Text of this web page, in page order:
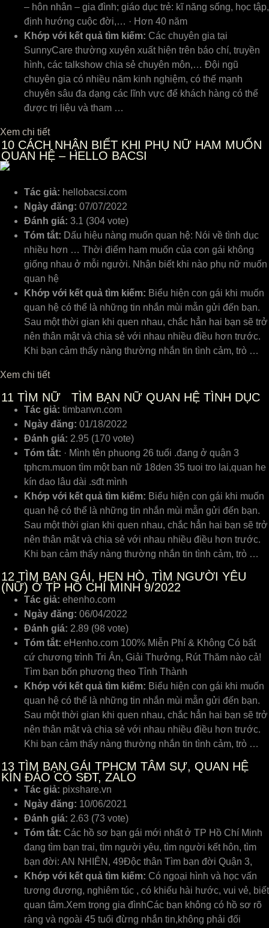
– hôn nhân – gia đình; giáo dục trẻ: kĩ năng sống, học tập,
định hướng cuộc đời,… · Hơn 40 năm
Khớp với kết quả tìm kiếm: Các chuyên gia tại
SunnyCare thường xuyên xuất hiện trên báo chí, truyền
hình, các talkshow chia sẻ chuyên môn,… Đội ngũ
chuyên gia có nhiều năm kinh nghiệm, có thế mạnh
chuyên sâu đa dạng các lĩnh vực để khách hàng có thể
được trị liệu và tham …
Xem chi tiết
10 CÁCH NHẬN BIẾT KHI PHỤ NỮ HAM MUỐN
QUAN HỆ – HELLO BACSI
Tác giả: hellobacsi.com
Ngày đăng: 07/07/2022
Đánh giá: 3.1 (304 vote)
Tóm tắt: Dấu hiệu nàng muốn quan hệ: Nói về tình dục
nhiều hơn … Thời điểm ham muốn của con gái không
giống nhau ở mỗi người. Nhận biết khi nào phụ nữ muốn
quan hệ
Khớp với kết quả tìm kiếm: Biểu hiện con gái khi muốn
quan hệ có thể là những tin nhắn mùi mẫn gửi đến bạn.
Sau một thời gian khi quen nhau, chắc hẳn hai bạn sẽ trở
nên thân mật và chia sẻ với nhau nhiều điều hơn trước.
Khi bạn cảm thấy nàng thường nhắn tin tình cảm, trò …
Xem chi tiết
11 TÌM NỮ TÌM BẠN NỮ QUAN HỆ TÌNH DỤC
Tác giả: timbanvn.com
Ngày đăng: 01/18/2022
Đánh giá: 2.95 (170 vote)
Tóm tắt: · Mình tên phuong 26 tuổi .đang ở quận 3
tphcm.muon tìm một ban nữ 18den 35 tuoi tro lai,quan he
kín dao lâu dài .sđt mình
Khớp với kết quả tìm kiếm: Biểu hiện con gái khi muốn
quan hệ có thể là những tin nhắn mùi mẫn gửi đến bạn.
Sau một thời gian khi quen nhau, chắc hẳn hai bạn sẽ trở
nên thân mật và chia sẻ với nhau nhiều điều hơn trước.
Khi bạn cảm thấy nàng thường nhắn tin tình cảm, trò …
12 TÌM BẠN GÁI, HẸN HÒ, TÌM NGƯỜI YÊU
(NỮ) Ở TP HỒ CHÍ MINH 9/2022
Tác giả: ehenho.com
Ngày đăng: 06/04/2022
Đánh giá: 2.89 (98 vote)
Tóm tắt: eHenho.com 100% Miễn Phí & Không Có bất
cứ chương trình Tri Ân, Giải Thưởng, Rút Thăm nào cả!
Tìm bạn bốn phương theo Tỉnh Thành
Khớp với kết quả tìm kiếm: Biểu hiện con gái khi muốn
quan hệ có thể là những tin nhắn mùi mẫn gửi đến bạn.
Sau một thời gian khi quen nhau, chắc hẳn hai bạn sẽ trở
nên thân mật và chia sẻ với nhau nhiều điều hơn trước.
Khi bạn cảm thấy nàng thường nhắn tin tình cảm, trò …
13 TÌM BẠN GÁI TPHCM TÂM SỰ, QUAN HỆ
KÍN ĐÁO CÓ SĐT, ZALO
Tác giả: pixshare.vn
Ngày đăng: 10/06/2021
Đánh giá: 2.63 (73 vote)
Tóm tắt: Các hồ sơ bạn gái mới nhất ở TP Hồ Chí Minh
đang tìm bạn trai, tìm người yêu, tìm người kết hôn, tìm
bạn đời: AN NHIÊN, 49Độc thân Tìm bạn đời Quận 3,
Khớp với kết quả tìm kiếm: Có ngoại hình và học vấn
tương đương, nghiêm túc , có khiếu hài hước, vui vẻ, biết
quan tâm.Xem trọng gia đìnhCác bạn không có hồ sơ rõ
ràng và ngoài 45 tuổi đừng nhắn tin,không phải đối